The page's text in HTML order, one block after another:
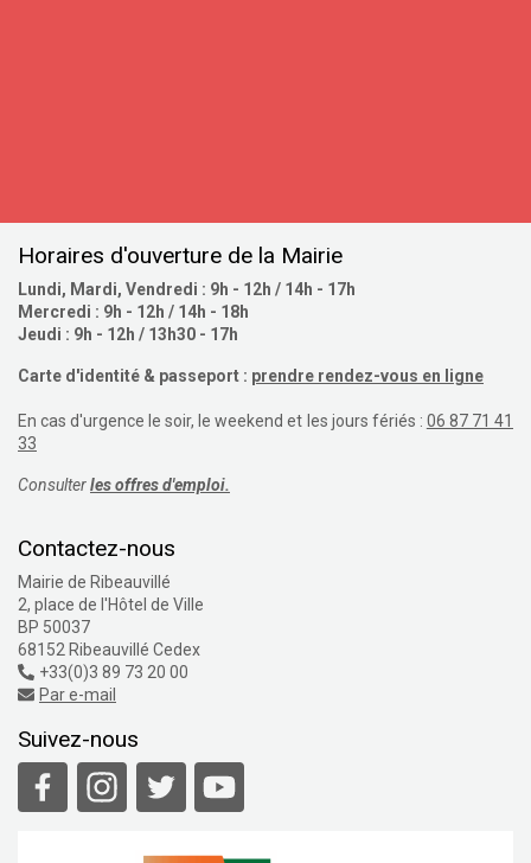
Horaires d'ouverture de la Mairie
Lundi, Mardi, Vendredi : 9h - 12h / 14h - 17h
Mercredi : 9h - 12h / 14h - 18h
Jeudi : 9h - 12h / 13h30 - 17h
Carte d'identité & passeport : prendre rendez-vous en ligne
En cas d'urgence le soir, le weekend et les jours fériés : 06 87 71 41
33
Consulterles offres d'emploi.
Contactez-nous
Mairie de Ribeauvillé
2, place de l'Hôtel de Ville
BP 50037
68152 Ribeauvillé Cedex
+33(0)3 89 73 20 00
Par e-mail
Suivez-nous